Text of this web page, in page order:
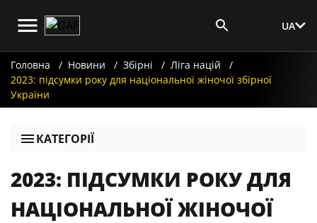
UA
Головна Новини Збірні
Ліга націй
2023: підсумки року для національної жіночої збірної
України
КАТЕГОРІЇ
2023: ПІДСУМКИ РОКУ ДЛЯ
НАЦІОНАЛЬНОЇ ЖІНОЧОЇ